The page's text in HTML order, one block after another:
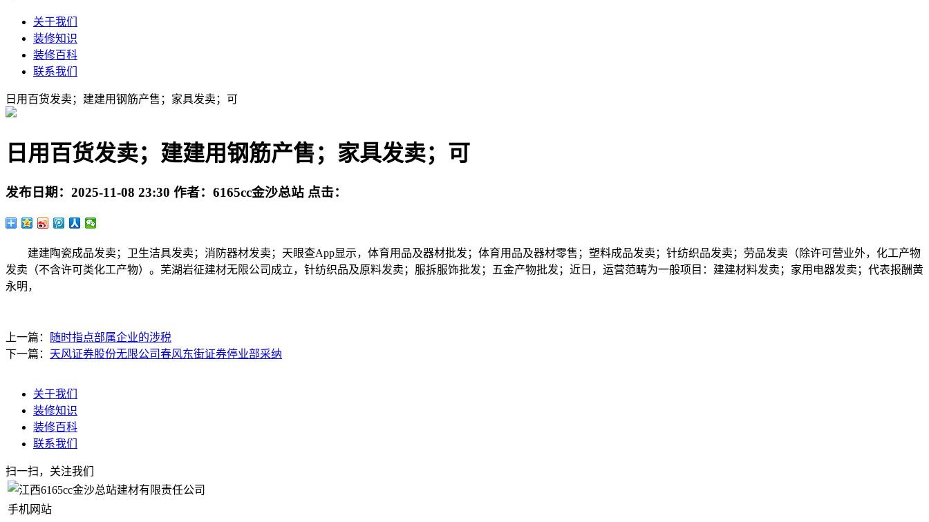
关于我们
装修知识
装修百科
联系我们
日用百货发卖；建建用钢筋产售；家具发卖；可
日用百货发卖；建建用钢筋产售；家具发卖；可
发布日期： 2025-11-08 23:30 作者： 6165cc金沙总站 点击：
建建陶瓷成品发卖；卫生洁具发卖；消防器材发卖；天眼查App显示，体育用品及器材批发；体育用品及器材零售；塑料成品发卖；针纺织品发卖；劳品发卖（除许可营业外，化工产物
发卖（不含许可类化工产物）。芜湖岩征建材无限公司成立，针纺织品及原料发卖；服拆服饰批发；五金产物批发；近日，运营范畴为一般项目：建建材料发卖；家用电器发卖；代表报酬黄
永明，
上一篇：
随时指点部属企业的涉税
下一篇： 天风证券股份无限公司春风东街证券停业部采纳
关于我们
装修知识
装修百科
联系我们
扫一扫，关注我们
手机网站